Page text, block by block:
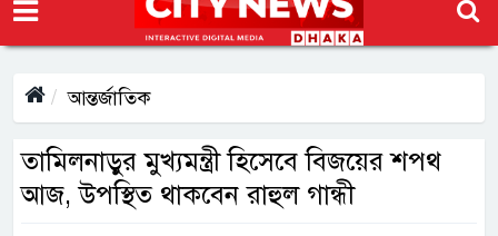
আন্তর্জাতিক
তামিলনাড়ুর মুখ্যমন্ত্রী হিসেবে বিজয়ের শপথ
আজ, উপস্থিত থাকবেন রাহুল গান্ধী